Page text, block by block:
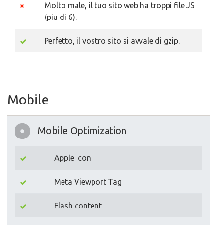
Molto male, il tuo sito web ha troppi file JS
(piu di 6).
Perfetto, il vostro sito si avvale di gzip.
Mobile
Mobile Optimization
Apple Icon
Meta Viewport Tag
Flash content